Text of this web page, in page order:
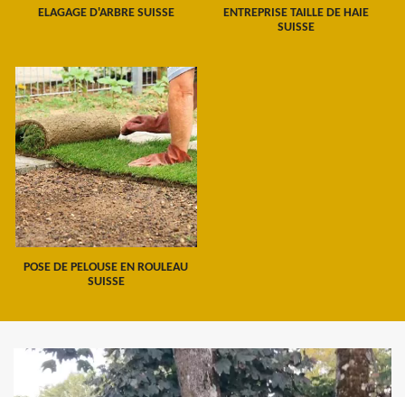
ELAGAGE D'ARBRE SUISSE
ENTREPRISE TAILLE DE HAIE
SUISSE
POSE DE PELOUSE EN ROULEAU
SUISSE